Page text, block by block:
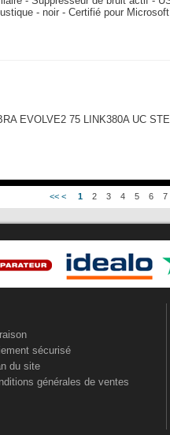
- noir - Certifié pour
EVOLVE2 75 LINK380A UC
<< < 1 2 3 4 5 6 7
sécurisé
du site
générales de ventes